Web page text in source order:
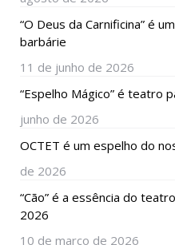
“O Deus da Carnificina” é
barbárie
11 de junho de 2026
“Espelho Mágico” é teatro
junho de 2026
OCTET é um espelho do
de 2026
“Cão” é a essência do
2026
10 de março de 2026